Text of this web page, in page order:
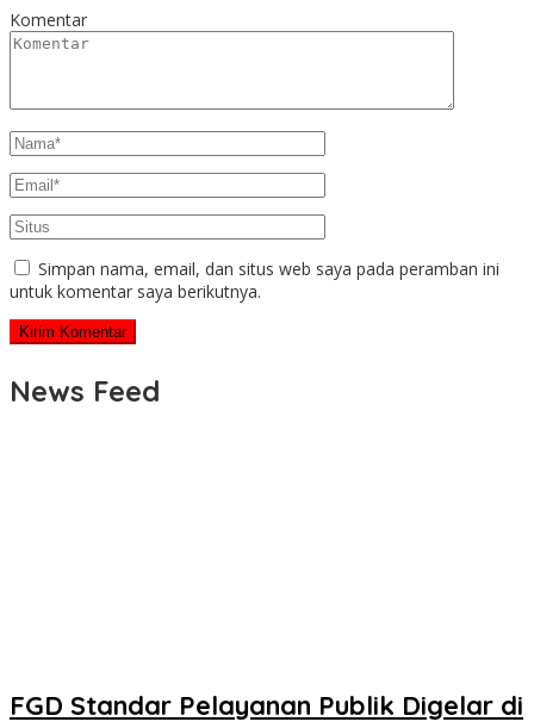
Komentar
Simpan nama, email, dan situs web saya pada peramban ini
untuk komentar saya berikutnya.
News Feed
FGD Standar Pelayanan Publik Digelar di